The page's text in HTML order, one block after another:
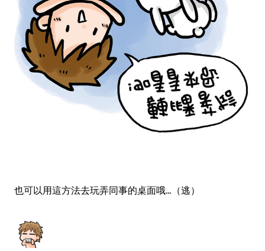
也可以用這方法去玩弄同事的桌面哦...（逃）